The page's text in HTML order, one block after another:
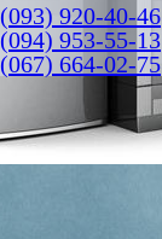
(093) 920-40-46
(094) 953-55-13
(067) 664-02-75